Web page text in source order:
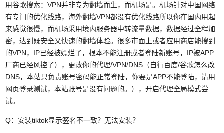
用谷歌搜索：VPN并非专为翻墙而生，而机场是。机场针对中国网络
有专门的优化线路，海外翻墙VPN都没有优化线路所以你在国内用起
来感觉很慢，而机场采用境内服务器中转流量数据，数据经过全程加
密，达到既安全又快速的翻墙体验。很多市面上或者应用商店能搜到
的VPN，IP已经被嫖烂了，根本不能注册或者登陆新账号，IP被APP
厂商已经风控了），更改你的代理/VPN/DNS（自行百度/谷歌怎么改
DNS，本站只负责账号密码能正常登陆，你要是APP不能登陆，请用
网页登录测试，本站账号是没有问题的。），开启代理全局模式尝
试。
Q：安装tiktok显示签名不一致？无法安装？